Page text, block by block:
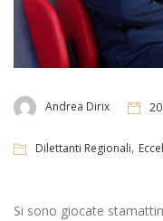
Andrea Dirix
Dilettanti Regionali,
Si sono giocate